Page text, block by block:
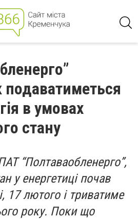
подаватиметься
в умовах
стану
“Полтаваобленерго”,
у енергетиці почав
17 лютого і триватиме
року. Поки що